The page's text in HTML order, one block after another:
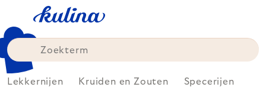
content
Lekkernijen Kruiden en Zouten Specerijen